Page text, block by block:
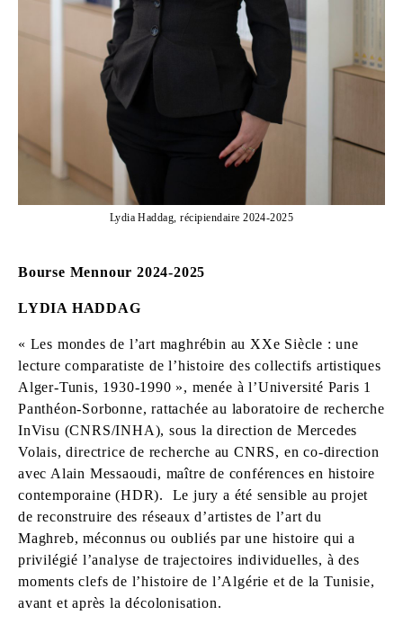
Lydia Haddag, récipiendaire 2024-2025
Bourse Mennour 2024-2025
LYDIA HADDAG
« Les mondes de l’art maghrébin au XXe Siècle : une
lecture comparatiste de l’histoire des collectifs artistiques
Alger-Tunis, 1930-1990 », menée à l’Université Paris 1
Panthéon-Sorbonne, rattachée au laboratoire de recherche
InVisu (CNRS/INHA), sous la direction de Mercedes
Volais, directrice de recherche au CNRS, en co-direction
avec Alain Messaoudi, maître de conférences en histoire
contemporaine (HDR). Le jury a été sensible au projet
de reconstruire des réseaux d’artistes de l’art du
Maghreb, méconnus ou oubliés par une histoire qui a
privilégié l’analyse de trajectoires individuelles, à des
moments clefs de l’histoire de l’Algérie et de la Tunisie,
avant et après la décolonisation.